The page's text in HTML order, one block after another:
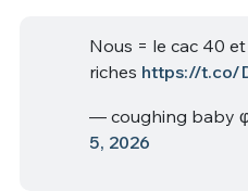
Nous = le cac 40
riches https://t.co/
— coughing baby
5, 2026